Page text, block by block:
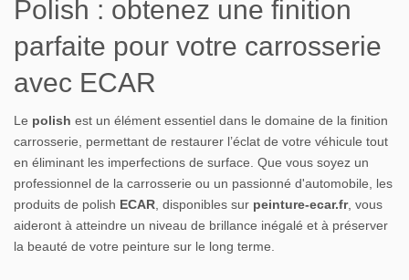
Polish : obtenez une finition
parfaite pour votre carrosserie
avec ECAR
Le polish est un élément essentiel dans le domaine de la finition
carrosserie, permettant de restaurer l’éclat de votre véhicule tout
en éliminant les imperfections de surface. Que vous soyez un
professionnel de la carrosserie ou un passionné d'automobile, les
produits de polish ECAR , disponibles sur peinture-ecar.fr, vous
aideront à atteindre un niveau de brillance inégalé et à préserver
la beauté de votre peinture sur le long terme.